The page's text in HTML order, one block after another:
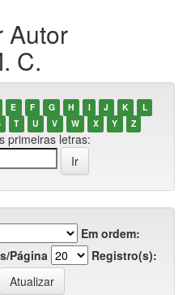
Autor
C.
E F G H I J K
L
T U V W X Y Z
primeiras letras:
Em ordem:
Página
Registro(s):